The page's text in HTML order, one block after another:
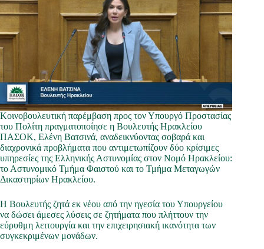
Κοινοβουλευτική παρέμβαση προς τον Υπουργό Προστασίας
του Πολίτη πραγματοποίησε η Βουλευτής Ηρακλείου
ΠΑΣΟΚ, Ελένη Βατσινά, αναδεικνύοντας σοβαρά και
διαχρονικά προβλήματα που αντιμετωπίζουν δύο κρίσιμες
υπηρεσίες της Ελληνικής Αστυνομίας στον Νομό Ηρακλείου:
το Αστυνομικό Τμήμα Φαιστού και το Τμήμα Μεταγωγών
Δικαστηρίων Ηρακλείου.
Η Βουλευτής ζητά εκ νέου από την ηγεσία του Υπουργείου
να δώσει άμεσες λύσεις σε ζητήματα που πλήττουν την
εύρυθμη λειτουργία και την επιχειρησιακή ικανότητα των
συγκεκριμένων μονάδων.